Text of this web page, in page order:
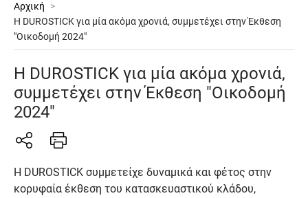
Αρχική
>
Η DUROSTICK για μία ακόμα χρονιά, συμμετέχει στην Έκθεση
"Οικοδομή 2024"
Η DUROSTICK για μία ακόμα χρονιά,
συμμετέχει στην Έκθεση "Οικοδομή
2024"
Η DUROSTICK συμμετείχε δυναμικά και φέτος στην
κορυφαία έκθεση του κατασκευαστικού κλάδου,